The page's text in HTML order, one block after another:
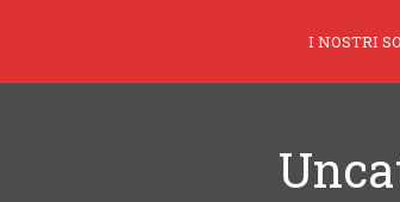
I NOSTRI